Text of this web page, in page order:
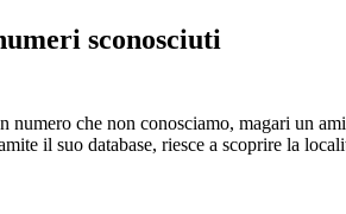
sconosciuti
che non conosciamo, magari un
il suo database, riesce a scoprire la